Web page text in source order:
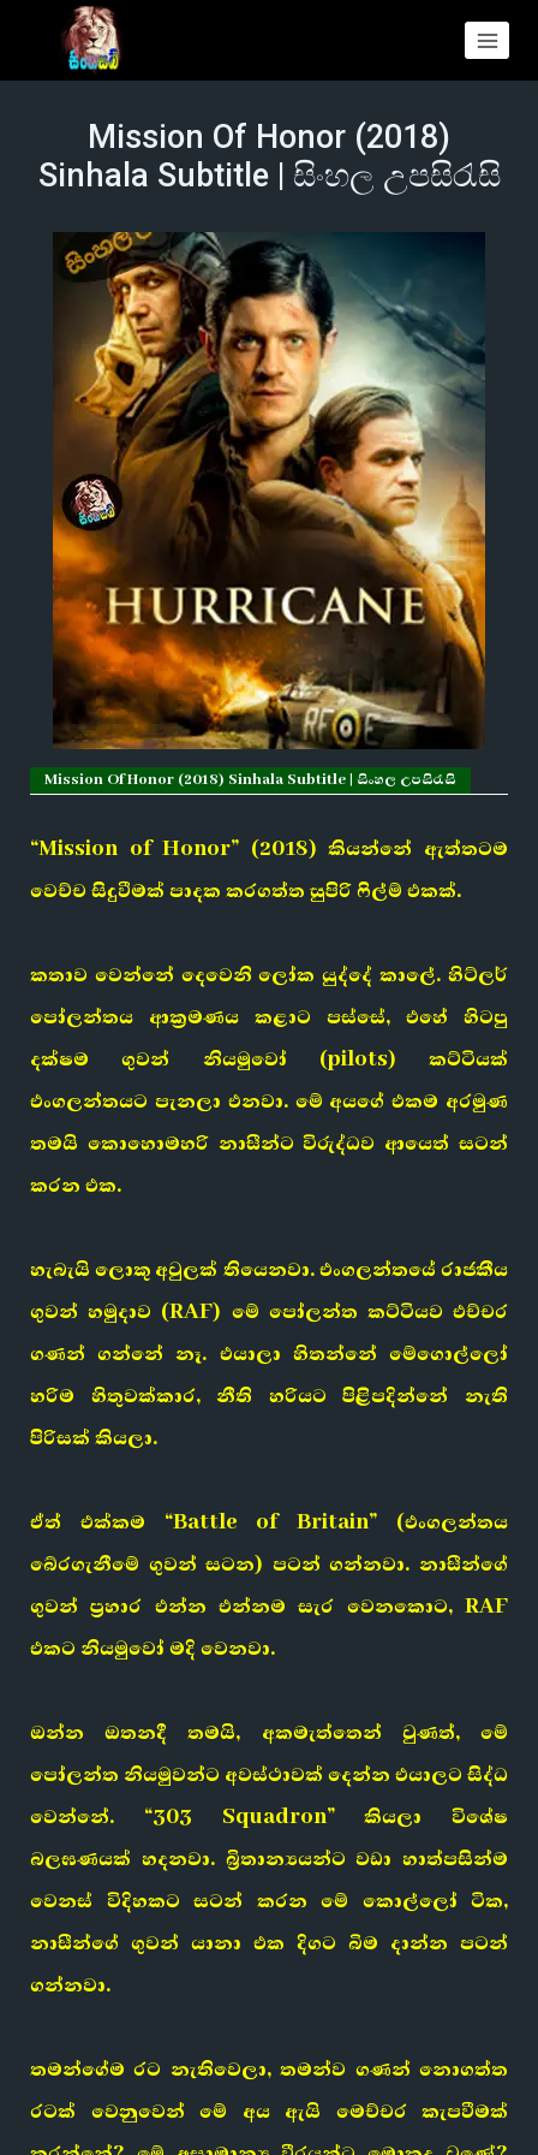
Mission Of Honor (2018)
Sinhala Subtitle | සිංහල උපසිරැසි
Mission Of Honor (2018) Sinhala Subtitle | සිංහල උපසිරැසි
“Mission of Honor” (2018) කියන්නේ ඇත්තටම
වෙච්ච සිදුවීමක් පාදක කරගත්ත සුපිරි ෆිල්ම් එකක්.
කතාව වෙන්නේ දෙවෙනි ලෝක යුද්දේ කාලේ. හිට්ලර්
පෝලන්තය ආක්‍රමණය කළාට පස්සේ, එහේ හිටපු
දක්ෂම ගුවන් නියමුවෝ (pilots) කට්ටියක්
එංගලන්තයට පැනලා එනවා. මේ අයගේ එකම අරමුණ
තමයි කොහොමහරි නාසීන්ට විරුද්ධව ආයෙත් සටන්
කරන එක.
හැබැයි ලොකු අවුලක් තියෙනවා. එංගලන්තයේ රාජකීය
ගුවන් හමුදාව (RAF) මේ පෝලන්ත කට්ටියව එච්චර
ගණන් ගන්නේ නෑ. එයාලා හිතන්නේ මේගොල්ලෝ
හරිම හිතුවක්කාර, නීති හරියට පිළිපදින්නේ නැති
පිරිසක් කියලා.
ඒත් එක්කම “Battle of Britain” (එංගලන්තය
බේරගැනීමේ ගුවන් සටන) පටන් ගන්නවා. නාසීන්ගේ
ගුවන් ප්‍රහාර එන්න එන්නම සැර වෙනකොට, RAF
එකට නියමුවෝ මදි වෙනවා.
ඔන්න ඔතනදී තමයි, අකමැත්තෙන් වුණත්, මේ
පෝලන්ත නියමුවන්ට අවස්ථාවක් දෙන්න එයාලට සිද්ධ
වෙන්නේ. “303 Squadron” කියලා විශේෂ
බලඝණයක් හදනවා. බ්‍රිතාන්‍යයන්ට වඩා හාත්පසින්ම
වෙනස් විදිහකට සටන් කරන මේ කොල්ලෝ ටික,
නාසීන්ගේ ගුවන් යානා එක දිගට බිම දාන්න පටන්
ගන්නවා.
තමන්ගේම රට නැතිවෙලා, තමන්ව ගණන් නොගත්ත
රටක් වෙනුවෙන් මේ අය ඇයි මෙච්චර කැපවීමක්